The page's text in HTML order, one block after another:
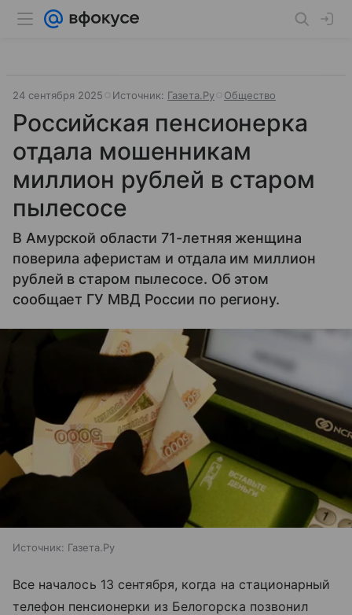
24 сентября 2025 Источник: Газета.Ру Общество
Российская пенсионерка
отдала мошенникам
миллион рублей в старом
пылесосе
В Амурской области 71-летняя женщина
поверила аферистам и отдала им миллион
рублей в старом пылесосе. Об этом
сообщает ГУ МВД России по региону.
Источник: Газета.Ру
Все началось 13 сентября, когда на стационарный
телефон пенсионерки из Белогорска позвонил